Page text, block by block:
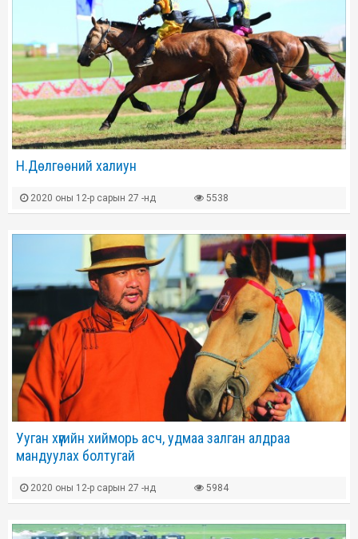
Н.Дөлгөөний халиун
2020 оны 12-р сарын 27 -нд 5538
Ууган хүүгийн хийморь асч, удмаа залган алдраа
мандуулах болтугай
2020 оны 12-р сарын 27 -нд 5984